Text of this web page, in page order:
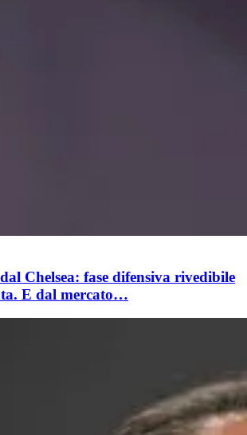
Chelsea: fase difensiva rivedibile
E dal mercato…